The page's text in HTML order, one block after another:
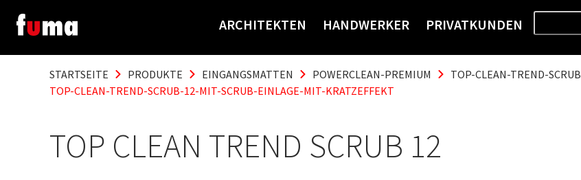
ARCHITEKTEN HANDWERKER PRIVATKUNDEN
STARTSEITE PRODUKTE EINGANGSMATTEN POWERCLEAN-PREMIUM
TOP-CLEAN-TREND-SCRUB
TOP-CLEAN-TREND-SCRUB-12-MIT-SCRUB-EINLAGE-MIT-KRATZEFFEKT
TOP CLEAN TREND SCRUB 12